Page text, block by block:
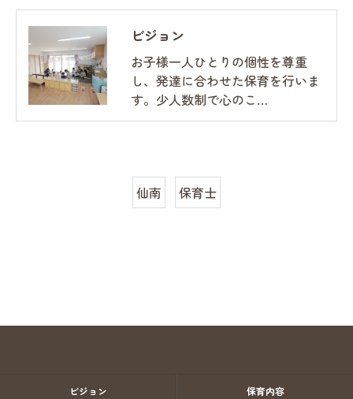
ビジョン
お子様一人ひとりの個性を尊重
し、発達に合わせた保育を行いま
す。少人数制で心のこ…
仙南 保育士
ビジョン 保育内容